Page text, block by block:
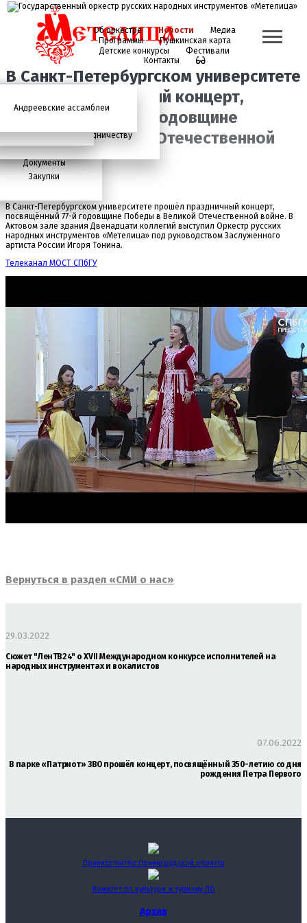
Об оркестре
История
Документы
Закупки
Новости
Анонсы
Медиа
Фото
Программы
Школьный абонемент
Приглашаем к сотрудничеству
Пушкинская карта
Детские конкурсы
2026 год
Фестивали
Андреевские ассамблеи
Контакты
В Санкт-Петербургском университете
прошёл праздничный концерт,
посвящённый 77-й годовщине
Победы в Великой Отечественной
войне.
В Санкт-Петербургском университете прошёл праздничный концерт,
посвящённый 77-й годовщине Победы в Великой Отечественной войне. В
Актовом зале здания Двенадцати коллегий выступил Оркестр русских
народных инструментов «Метелица» под руководством Заслуженного
артиста России Игоря Тонина.
Телеканал МОСТ СПбГУ
Вернуться в раздел «СМИ о нас»
29.03.2022
Сюжет "ЛенТВ24" о XVII Международном конкурсе исполнителей на
народных инструментах и вокалистов
07.06.2022
В парке «Патриот» ЗВО прошёл концерт, посвящённый 350-летию со дня
рождения Петра Первого
Правительство Ленинградской области
Комитет по культуре и туризму ЛО
Архив